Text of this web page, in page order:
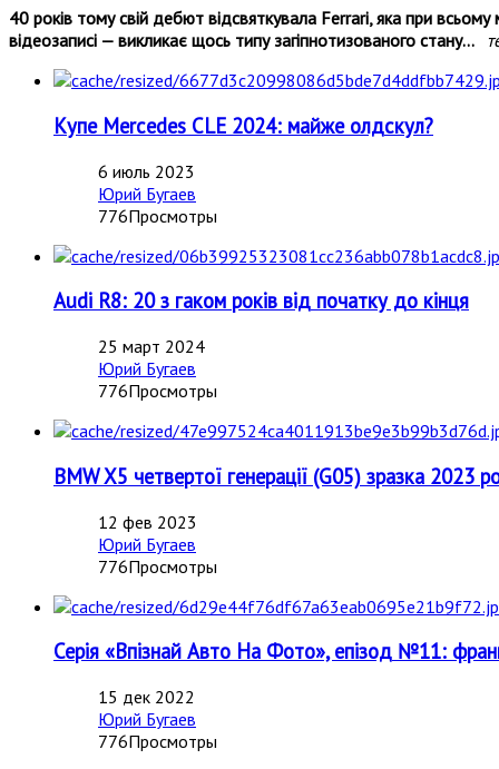
40 років тому свій дебют відсвяткувала Ferrari, яка при
відеозаписі — викликає щось типу загіпнотизованого стану...
Купе Mercedes CLE 2024: майже олдскул?
6 июль 2023
Юрий Бугаев
776Просмотры
Audi R8: 20 з гаком років від початку до кінця
25 март 2024
Юрий Бугаев
776Просмотры
BMW X5 четвертої генерації (G05) зразка 2023
12 фев 2023
Юрий Бугаев
776Просмотры
Серія «Впізнай Авто На Фото», епізод №11:
15 дек 2022
Юрий Бугаев
776Просмотры